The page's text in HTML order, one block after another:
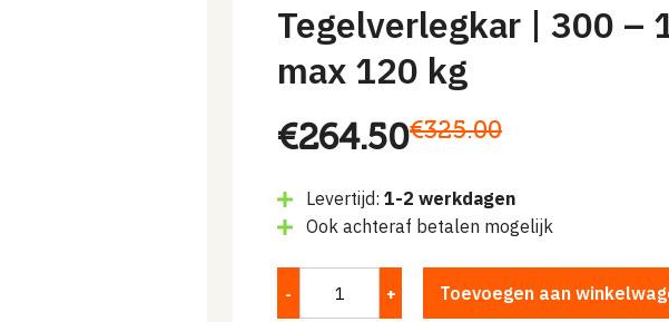
Tegelverlegkar | 300 –
max 120 kg
€325.00
Oorspronkelijke
was:
€325.00.
€264.50
Huidige
is:
€264.50.
Levertijd: 1-2 werkdagen
Ook achteraf betalen mogelijk
Toevoegen aan